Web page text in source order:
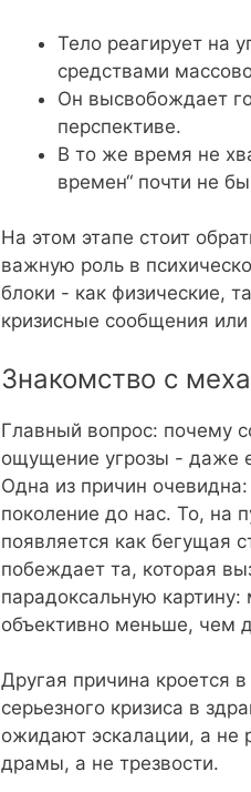
Тело реагирует на
средствами
Он высвобождает
перспективе.
В то же время не
времен“ почти не
На этом этапе стоит
важную роль в
блоки - как физические,
кризисные сообщения
Знакомство с
Главный вопрос: почему
ощущение угрозы - даже
Одна из причин
поколение до нас. То, на
появляется как бегущая
побеждает та, которая
парадоксальную
объективно меньше, чем
Другая причина кроется
серьезного кризиса в
ожидают эскалации, а не
драмы, а не трезвости.